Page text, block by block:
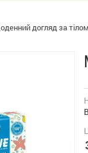
догляд за тілом